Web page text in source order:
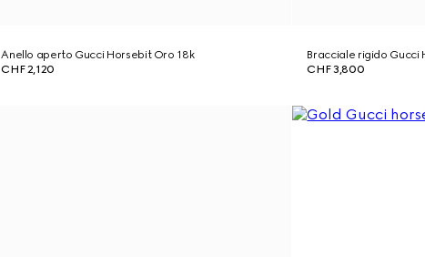
Anello aperto Gucci Horsebit Oro 18k
CHF 2,120
Bracciale rigido Gucci
CHF 3,800